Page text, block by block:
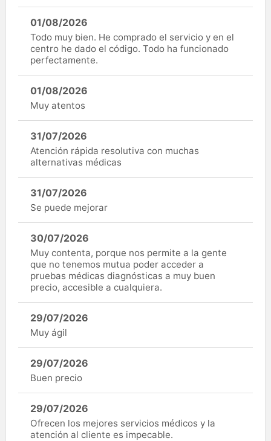
01/08/2026
Todo muy bien. He comprado el servicio y en el
centro he dado el código. Todo ha funcionado
perfectamente.
01/08/2026
Muy atentos
31/07/2026
Atención rápida resolutiva con muchas
alternativas médicas
31/07/2026
Se puede mejorar
30/07/2026
Muy contenta, porque nos permite a la gente
que no tenemos mutua poder acceder a
pruebas médicas diagnósticas a muy buen
precio, accesible a cualquiera.
29/07/2026
Muy ágil
29/07/2026
Buen precio
29/07/2026
Ofrecen los mejores servicios médicos y la
atención al cliente es impecable.